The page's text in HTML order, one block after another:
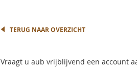
images
TERUG NAAR OVERZICHT
Vraagt u aub vrijblijvend een account